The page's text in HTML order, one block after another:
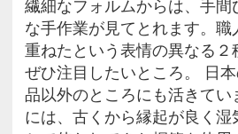
急須、湯呑み2個セット 菱形 朱 梅原タツ